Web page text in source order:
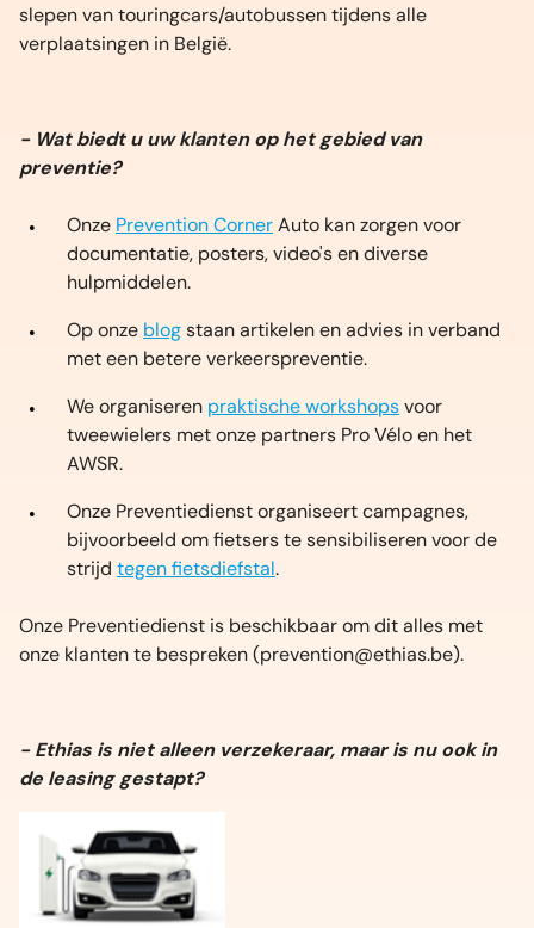
slepen van touringcars/autobussen tijdens alle
verplaatsingen in België.
- Wat biedt u uw klanten op het gebied van
preventie?
Onze Prevention CornerAuto kan zorgen voor
documentatie, posters, video's en diverse
hulpmiddelen.
Op onze blogstaan artikelen en advies in verband
met een betere verkeerspreventie.
We organiseren praktische workshopsvoor
tweewielers met onze partners Pro Vélo en het
AWSR.
Onze Preventiedienst organiseert campagnes,
bijvoorbeeld om fietsers te sensibiliseren voor de
strijd tegen fietsdiefstal.
Onze Preventiedienst is beschikbaar om dit alles met
onze klanten te bespreken (prevention@ethias.be).
- Ethias is niet alleen verzekeraar, maar is nu ook in
de leasing gestapt?